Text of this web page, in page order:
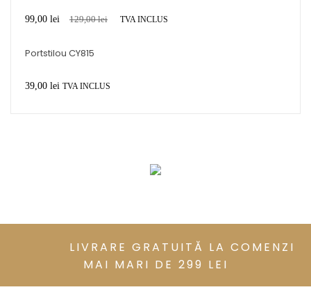
129,00lei
99,00 lei TVA INCLUS
Portstilou CY815
39,00 lei TVA INCLUS
LIVRARE GRATUITĂ LA COMENZI
MAI MARI DE 299 LEI